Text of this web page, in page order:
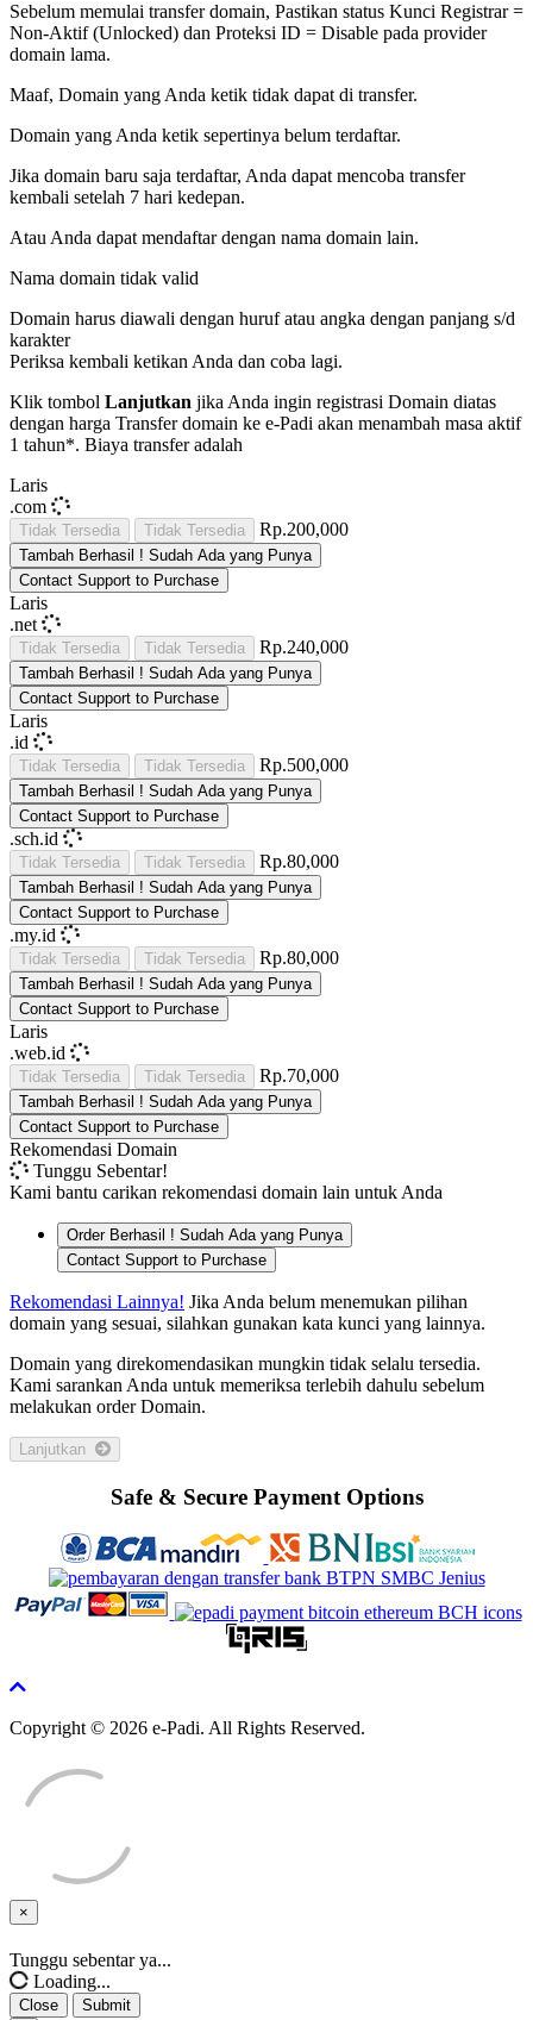
Sebelum memulai transfer domain, Pastikan status Kunci Registrar =
Non-Aktif (Unlocked) dan Proteksi ID = Disable pada provider
domain lama.
Maaf, Domain yang Anda ketik tidak dapat di transfer.
Domain yang Anda ketik sepertinya belum terdaftar.
Jika domain baru saja terdaftar, Anda dapat mencoba transfer
kembali setelah 7 hari kedepan.
Atau Anda dapat mendaftar dengan nama domain lain.
Nama domain tidak valid
Domain harus diawali dengan huruf atau angka dengan panjang s/d
karakter
Periksa kembali ketikan Anda dan coba lagi.
Klik tombol Lanjutkan jika Anda ingin registrasi Domain diatas
dengan harga Transfer domain ke e-Padi akan menambah masa aktif
1 tahun*. Biaya transfer adalah
Laris
.com
Tidak Tersedia Tidak Tersedia Rp.200,000
Tambah Berhasil ! Sudah Ada yang Punya
Contact Support to Purchase
Laris
.net
Tidak Tersedia Tidak Tersedia Rp.240,000
Tambah Berhasil ! Sudah Ada yang Punya
Contact Support to Purchase
Laris
.id
Tidak Tersedia Tidak Tersedia Rp.500,000
Tambah Berhasil ! Sudah Ada yang Punya
Contact Support to Purchase
.sch.id
Tidak Tersedia Tidak Tersedia Rp.80,000
Tambah Berhasil ! Sudah Ada yang Punya
Contact Support to Purchase
.my.id
Tidak Tersedia Tidak Tersedia Rp.80,000
Tambah Berhasil ! Sudah Ada yang Punya
Contact Support to Purchase
Laris
.web.id
Tidak Tersedia Tidak Tersedia Rp.70,000
Tambah Berhasil ! Sudah Ada yang Punya
Contact Support to Purchase
Rekomendasi Domain
Tunggu Sebentar!
Kami bantu carikan rekomendasi domain lain untuk Anda
Order Berhasil ! Sudah Ada yang Punya
Contact Support to Purchase
Rekomendasi Lainnya! Jika Anda belum menemukan pilihan
domain yang sesuai, silahkan gunakan kata kunci yang lainnya.
Domain yang direkomendasikan mungkin tidak selalu tersedia.
Kami sarankan Anda untuk memeriksa terlebih dahulu sebelum
melakukan order Domain.
Safe & Secure Payment Options
Copyright © 2026 e-Padi. All Rights Reserved.
×
Close
Tunggu sebentar ya...
Loading...
Close Submit